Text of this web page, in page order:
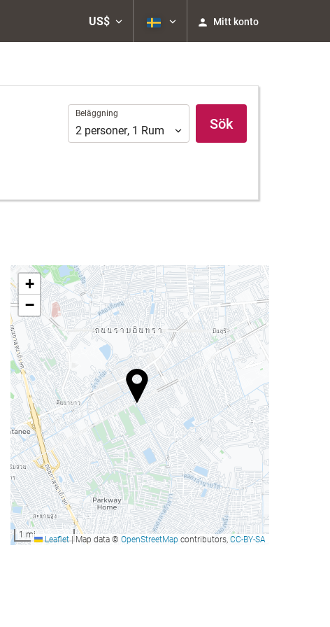
US$ Mitt konto
Beläggning
Beläggning
2 personer, 1 Rum Sök
+
−
1 mi Leaflet |Map data © OpenStreetMap contributors, CC-BY-SA